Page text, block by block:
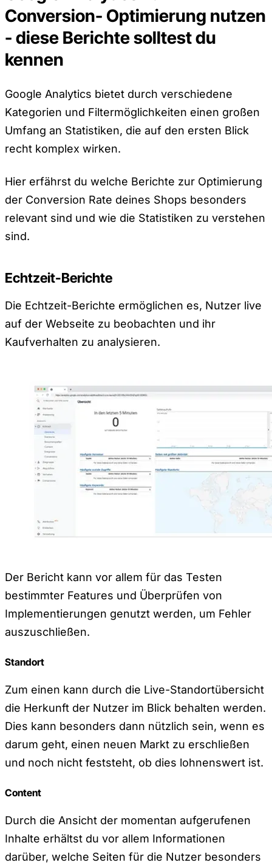
Conversion- Optimierung nutzen
- diese Berichte solltest du
kennen
Google Analytics bietet durch verschiedene
Kategorien und Filtermöglichkeiten einen großen
Umfang an Statistiken, die auf den ersten Blick
recht komplex wirken.
Hier erfährst du welche Berichte zur Optimierung
der Conversion Rate deines Shops besonders
relevant sind und wie die Statistiken zu verstehen
sind.
Echtzeit-Berichte
Die Echtzeit-Berichte ermöglichen es, Nutzer live
auf der Webseite zu beobachten und ihr
Kaufverhalten zu analysieren.
Der Bericht kann vor allem für das Testen
bestimmter Features und Überprüfen von
Implementierungen genutzt werden, um Fehler
auszuschließen.
Standort
Zum einen kann durch die Live-Standortübersicht
die Herkunft der Nutzer im Blick behalten werden.
Dies kann besonders dann nützlich sein, wenn es
darum geht, einen neuen Markt zu erschließen
und noch nicht feststeht, ob dies lohnenswert ist.
Content
Durch die Ansicht der momentan aufgerufenen
Inhalte erhältst du vor allem Informationen
darüber, welche Seiten für die Nutzer besonders